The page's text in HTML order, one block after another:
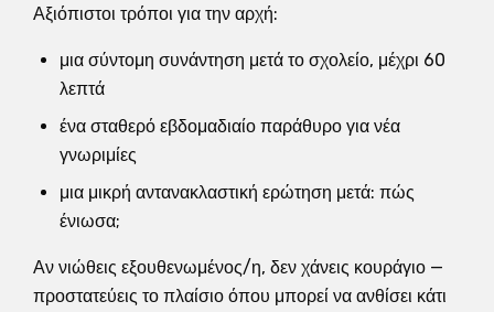
Αξιόπιστοι τρόποι για την αρχή:
μια σύντομη συνάντηση μετά το σχολείο, μέχρι 60
λεπτά
ένα σταθερό εβδομαδιαίο παράθυρο για νέα
γνωριμίες
μια μικρή αντανακλαστική ερώτηση μετά: πώς
ένιωσα;
Αν νιώθεις εξουθενωμένος/η, δεν χάνεις κουράγιο —
προστατεύεις το πλαίσιο όπου μπορεί να ανθίσει κάτι